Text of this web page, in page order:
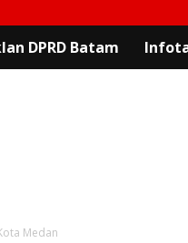
DPRD Batam
Medan